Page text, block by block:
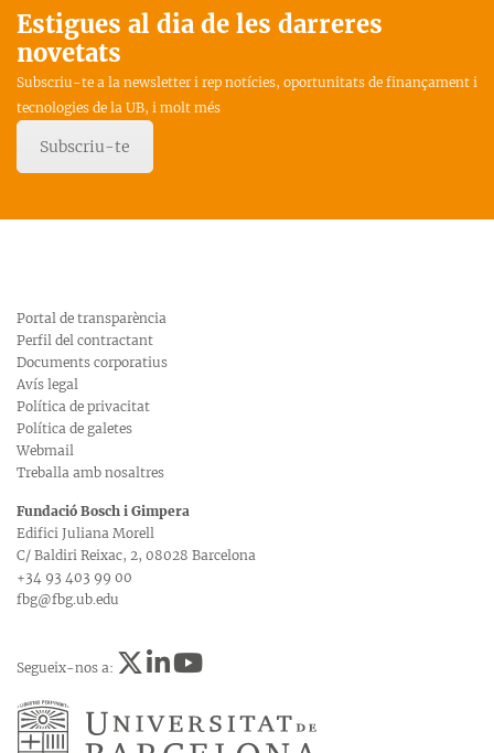
Estigues al dia de les darreres
novetats
Subscriu-te a la newsletter i rep notícies, oportunitats de finançament i
tecnologies de la UB, i molt més
Subscriu-te
Portal de transparència
Perfil del contractant
Documents corporatius
Avís legal
Política de privacitat
Política de galetes
Webmail
Treballa amb nosaltres
Fundació Bosch i Gimpera
Edifici Juliana Morell
C/ Baldiri Reixac, 2, 08028 Barcelona
+34 93 403 99 00
fbg@fbg.ub.edu
Segueix-nos a: